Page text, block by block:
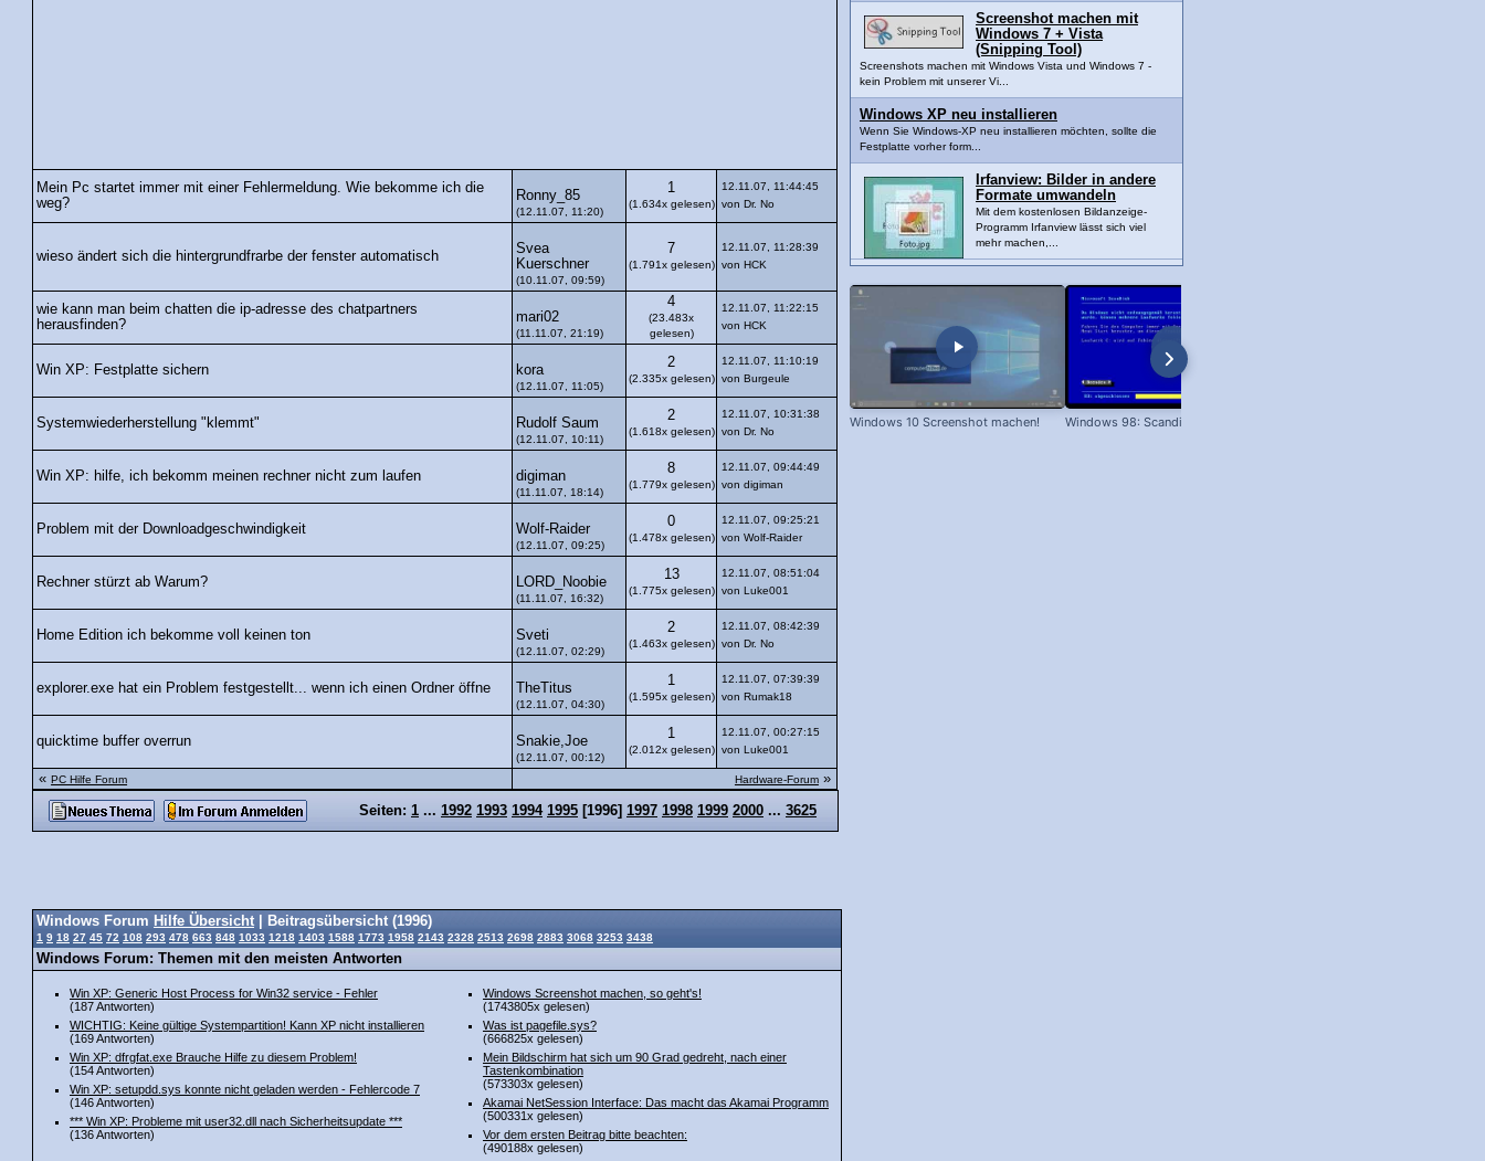
Mein Pc startet immer mit einer Fehlermeldung. Wie bekomme ich die
weg?
Ronny_85
(12.11.07, 11:20)
1
(1.634x gelesen)
12.11.07, 11:44:45
von Dr. No
wieso ändert sich die hintergrundfrarbe der fenster automatisch
Svea
Kuerschner
(10.11.07, 09:59)
7
(1.791x gelesen)
12.11.07, 11:28:39
von HCK
wie kann man beim chatten die ip-adresse des chatpartners
herausfinden?
mari02
(11.11.07, 21:19)
4
(23.483x
gelesen)
12.11.07, 11:22:15
von HCK
Win XP: Festplatte sichern kora
(12.11.07, 11:05)
2
(2.335x gelesen)
12.11.07, 11:10:19
von Burgeule
Systemwiederherstellung "klemmt" Rudolf Saum
(12.11.07, 10:11)
2
(1.618x gelesen)
12.11.07, 10:31:38
von Dr. No
Win XP: hilfe, ich bekomm meinen rechner nicht zum laufen digiman
(11.11.07, 18:14)
8
(1.779x gelesen)
12.11.07, 09:44:49
von digiman
Problem mit der Downloadgeschwindigkeit Wolf-Raider
(12.11.07, 09:25)
0
(1.478x gelesen)
12.11.07, 09:25:21
von Wolf-Raider
Rechner stürzt ab Warum? LORD_Noobie
(11.11.07, 16:32)
13
(1.775x gelesen)
12.11.07, 08:51:04
von Luke001
Home Edition ich bekomme voll keinen ton Sveti
(12.11.07, 02:29)
2
(1.463x gelesen)
12.11.07, 08:42:39
von Dr. No
explorer.exe hat ein Problem festgestellt... wenn ich einen Ordner öffne TheTitus
(12.11.07, 04:30)
1
(1.595x gelesen)
12.11.07, 07:39:39
von Rumak18
quicktime buffer overrun Snakie,Joe
(12.11.07, 00:12)
1
(2.012x gelesen)
12.11.07, 00:27:15
von Luke001
«PC Hilfe Forum Hardware-Forum»
Screenshot machen mit
Windows 7 + Vista
(Snipping Tool)
Screenshots machen mit Windows Vista und Windows 7 -
kein Problem mit unserer Vi...
Windows XP neu installieren
Wenn Sie Windows-XP neu installieren möchten, sollte die
Festplatte vorher form...
Irfanview: Bilder in andere
Formate umwandeln
Mit dem kostenlosen Bildanzeige-
Programm Irfanview lässt sich viel
mehr machen,...
Windows 10 Screenshot machen! Windows 98: Scandisk
Seiten: 1 ... 1992 1993 1994 1995 [1996] 1997 1998 1999 2000 ... 3625
Windows Forum Hilfe Übersicht | Beitragsübersicht (1996)
1 9 18 27 45 72 108 293 478 663 848 1033 1218 1403 1588 1773 1958 2143 2328 2513 2698 2883 3068 3253 3438
Windows Forum: Themen mit den meisten Antworten
Win XP: Generic Host Process for Win32 service - Fehler
(187 Antworten)
WICHTIG: Keine gültige Systempartition! Kann XP nicht installieren
(169 Antworten)
Win XP: dfrgfat.exe Brauche Hilfe zu diesem Problem!
(154 Antworten)
Win XP: setupdd.sys konnte nicht geladen werden - Fehlercode 7
(146 Antworten)
*** Win XP: Probleme mit user32.dll nach Sicherheitsupdate ***
(136 Antworten)
Windows Screenshot machen, so geht's!
(1743805x gelesen)
Was ist pagefile.sys?
(666825x gelesen)
Mein Bildschirm hat sich um 90 Grad gedreht, nach einer
Tastenkombination
(573303x gelesen)
Akamai NetSession Interface: Das macht das Akamai Programm
(500331x gelesen)
Vor dem ersten Beitrag bitte beachten:
(490188x gelesen)